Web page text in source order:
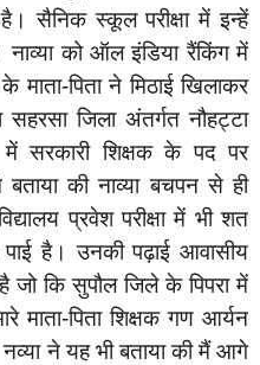
है। सैनिक स्कूल परीक्षा में इन्हें
को ऑल इंडिया रैंकिंग में
माता-पिता ने मिठाई खिलाकर
सहरसा जिला अंतर्गत नौहट्टा
सरकारी शिक्षक के पद पर
की नाव्या बचपन से ही
प्रवेश परीक्षा में भी शत
है। उनकी पढ़ाई आवासीय
जो कि सुपौल जिले के पिपरा में
माता-पिता शिक्षक गण आर्यन
ने यह भी बताया की मैं आगे